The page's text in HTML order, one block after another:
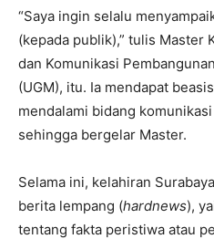
“Saya ingin selalu
(kepada publik),” tulis Master
dan Komunikasi
(UGM), itu. Ia mendapat
mendalami bidang
sehingga bergelar Master.
Selama ini, kelahiran
berita lempang (hardnews),
tentang fakta peristiwa atau